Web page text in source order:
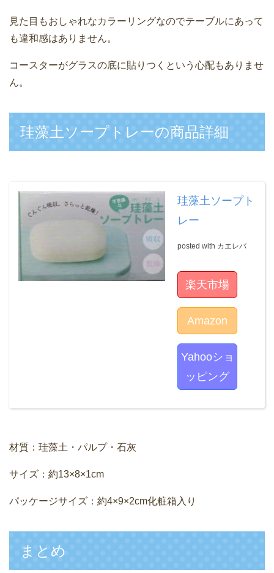
見た目もおしゃれなカラーリングなのでテーブルにあって
も違和感はありません。
コースターがグラスの底に貼りつくという心配もありませ
ん。
珪藻土ソープトレーの商品詳細
珪藻土ソープト
レー
posted with カエレバ
楽天市場
Amazon
Yahooショ
ッピング
材質：珪藻土・パルプ・石灰
サイズ：約13×8×1cm
パッケージサイズ：約4×9×2cm化粧箱入り
まとめ